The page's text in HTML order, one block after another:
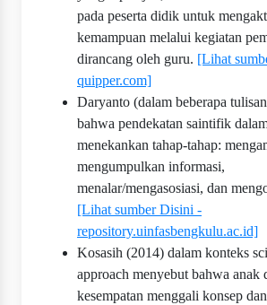
pada peserta didik untuk
kemampuan melalui kegiatan
dirancang oleh guru. [Lihat
quipper.com]
Daryanto (dalam beberapa
bahwa pendekatan saintifik
menekankan tahap-tahap:
mengumpulkan informasi,
menalar/mengasosiasi, dan
[Lihat sumber Disini -
repository.uinfasbengkulu.ac.id]
Kosasih (2014) dalam konteks
approach menyebut bahwa anak
kesempatan menggali konsep